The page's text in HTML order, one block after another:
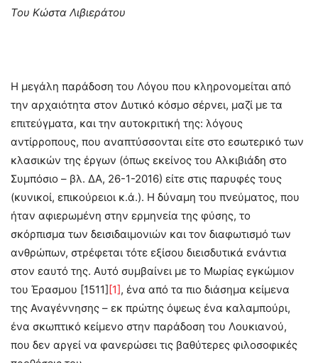
Του Κώστα Λιβιεράτου
Η μεγάλη παράδοση του Λόγου που κληρονομείται από
την αρχαιότητα στον Δυτικό κόσμο σέρνει, μαζί με τα
επιτεύγματα, και την αυτοκριτική της: λόγους
αντίρροπους, που αναπτύσσονται είτε στο εσωτερικό των
κλασικών της έργων (όπως εκείνος του Αλκιβιάδη στο
Συμπόσιο – βλ. ΔΑ, 26-1-2016) είτε στις παρυφές τους
(κυνικοί, επικούρειοι κ.ά.). Η δύναμη του πνεύματος, που
ήταν αφιερωμένη στην ερμηνεία της φύσης, το
σκόρπισμα των δεισιδαιμονιών και τον διαφωτισμό των
ανθρώπων, στρέφεται τότε εξίσου διεισδυτικά ενάντια
στον εαυτό της. Αυτό συμβαίνει με το Μωρίας εγκώμιον
του Έρασμου [1511][1], ένα από τα πιο διάσημα κείμενα
της Αναγέννησης – εκ πρώτης όψεως ένα καλαμπούρι,
ένα σκωπτικό κείμενο στην παράδοση του Λουκιανού,
που δεν αργεί να φανερώσει τις βαθύτερες φιλοσοφικές